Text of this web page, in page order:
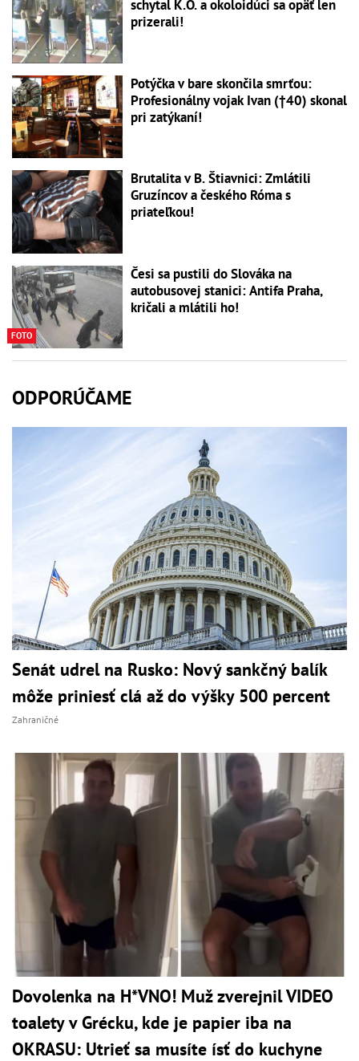
schytal K.O. a okoloidúci sa opäť len
prizerali!
Potýčka v bare skončila smrťou:
Profesionálny vojak Ivan (†40) skonal
pri zatýkaní!
Brutalita v B. Štiavnici: Zmlátili
Gruzíncov a českého Róma s
priateľkou!
FOTO
Česi sa pustili do Slováka na
autobusovej stanici: Antifa Praha,
kričali a mlátili ho!
ODPORÚČAME
Senát udrel na Rusko: Nový sankčný balík
môže priniesť clá až do výšky 500 percent
Zahraničné
Dovolenka na H*VNO! Muž zverejnil VIDEO
toalety v Grécku, kde je papier iba na
OKRASU: Utrieť sa musíte ísť do kuchyne